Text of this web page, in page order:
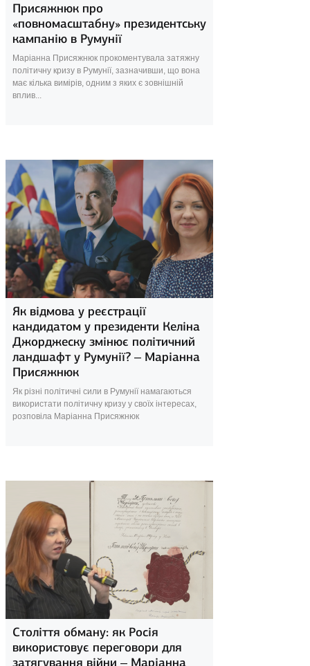
Присяжнюк про
«повномасштабну» президентську
кампанію в Румунії
Маріанна Присяжнюк прокоментувала затяжну
політичну кризу в Румунії, зазначивши, що вона
має кілька вимірів, одним з яких є зовнішній
вплив...
18 березня 2025
Як відмова у реєстрації
кандидатом у президенти Келіна
Джорджеску змінює політичний
ландшафт у Румунії? – Маріанна
Присяжнюк
Як різні політичні сили в Румунії намагаються
використати політичну кризу у своїх інтересах,
розповіла Маріанна Присяжнюк
12 березня 2025
Століття обману: як Росія
використовує переговори для
затягування війни – Маріанна